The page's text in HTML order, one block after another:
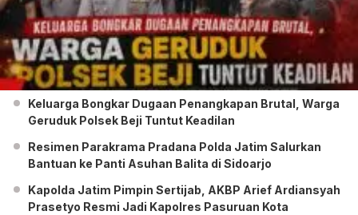
Keluarga Bongkar Dugaan Penangkapan Brutal, Warga
Geruduk Polsek Beji Tuntut Keadilan
Resimen Parakrama Pradana Polda Jatim Salurkan
Bantuan ke Panti Asuhan Balita di Sidoarjo
Kapolda Jatim Pimpin Sertijab, AKBP Arief Ardiansyah
Prasetyo Resmi Jadi Kapolres Pasuruan Kota